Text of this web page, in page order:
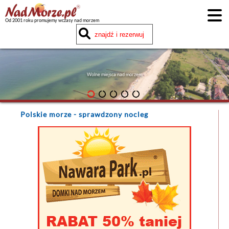
Od 2001 roku promujemy wczasy nad morzem
Wolne miejsca nad morzem
Polskie morze - sprawdzony nocleg